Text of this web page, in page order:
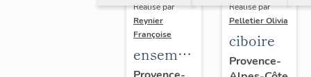
Réalisé par
Reynier
Françoise
ensemble
Réalisé par
Pelletier Olivia
ciboire
Provence-